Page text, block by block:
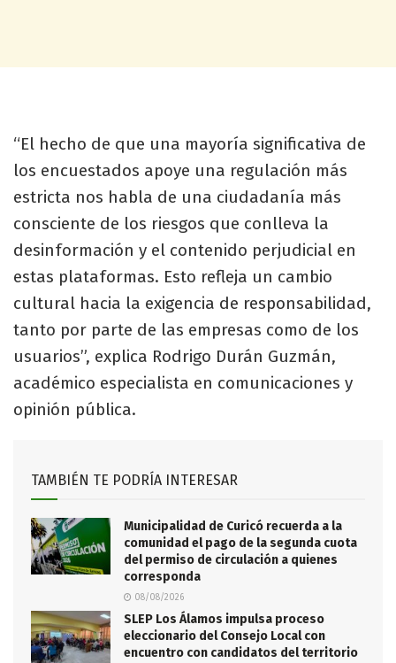
“El hecho de que una mayoría significativa de
los encuestados apoye una regulación más
estricta nos habla de una ciudadanía más
consciente de los riesgos que conlleva la
desinformación y el contenido perjudicial en
estas plataformas. Esto refleja un cambio
cultural hacia la exigencia de responsabilidad,
tanto por parte de las empresas como de los
usuarios”, explica Rodrigo Durán Guzmán,
académico especialista en comunicaciones y
opinión pública.
TAMBIÉN TE PODRÍA INTERESAR
Municipalidad de Curicó recuerda a la
comunidad el pago de la segunda cuota
del permiso de circulación a quienes
corresponda
08/08/2026
SLEP Los Álamos impulsa proceso
eleccionario del Consejo Local con
encuentro con candidatos del territorio